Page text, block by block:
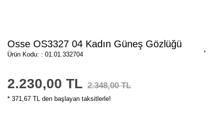
Osse OS3327 04 Kadın Güneş Gözlüğü
Ürün Kodu: : 01.01.332704
2.230,00 TL 2.348,00 TL
* 371,67 TL den başlayan taksitlerle!